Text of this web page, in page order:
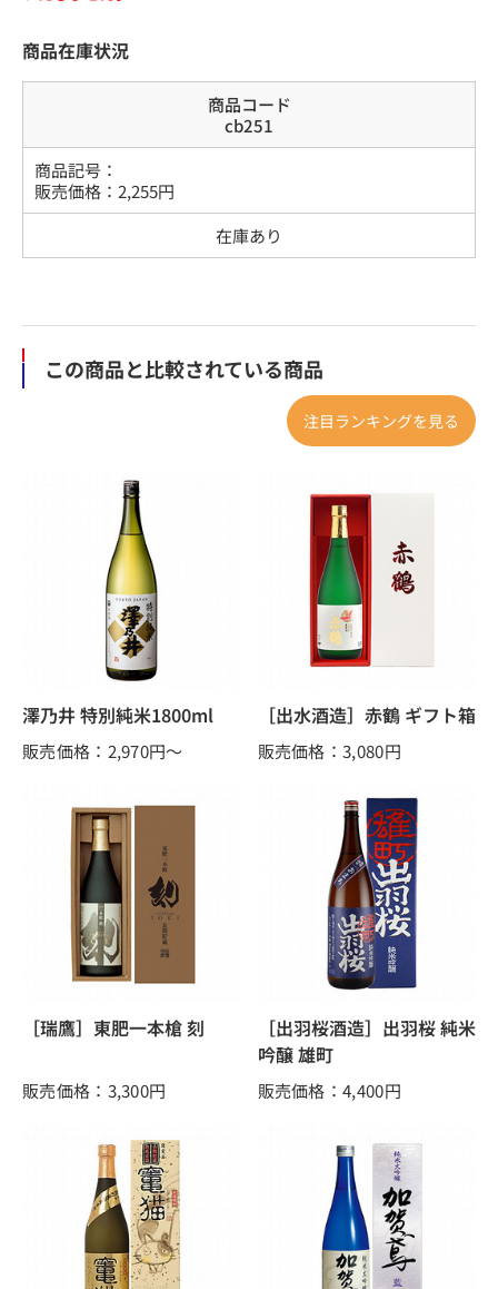
商品在庫状況
商品コード
cb251
商品記号：
販売価格： 2,255円
在庫あり
この商品と比較されている商品
注目ランキングを見る
澤乃井 特別純米1800ml
販売価格：2,970円～
［出水酒造］赤鶴 ギフト箱
販売価格：3,080円
［瑞鷹］東肥一本槍 刻
販売価格：3,300円
［出羽桜酒造］出羽桜 純米
吟醸 雄町
販売価格：4,400円